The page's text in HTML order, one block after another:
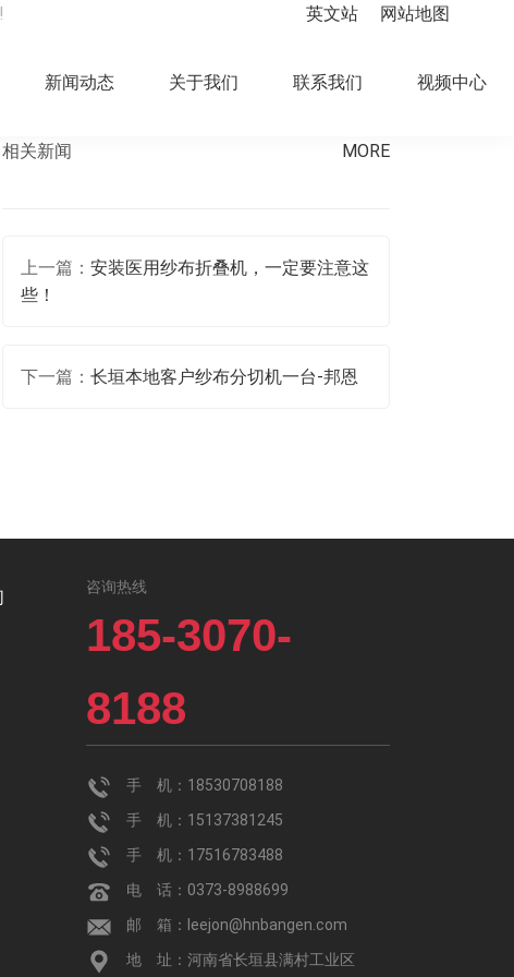
网站地图
英文站
新闻动态 关于我们 联系我们 视频中心
相关新闻 MORE
上一篇： 安装医用纱布折叠机，一定要注意这
些！
下一篇： 长垣本地客户纱布分切机一台-邦恩
咨询热线
185-3070-
8188
手 机：18530708188
手 机：15137381245
手 机：17516783488
电 话：0373-8988699
邮 箱：leejon@hnbangen.com
地 址：河南省长垣县满村工业区